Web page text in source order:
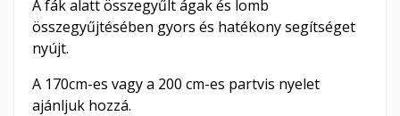
A fák alatt összegyűlt ágak és lomb
összegyűjtésében gyors és hatékony segítséget
nyújt.
A 170cm-es vagy a 200 cm-es partvis nyelet
ajánljuk hozzá.